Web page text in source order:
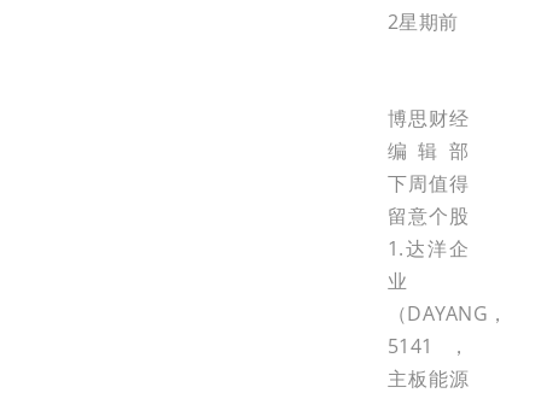
2星期前
博思财经
编辑部
下周值得
留意个股
1.达洋企
业
（DAYANG，
5141，
主板能源